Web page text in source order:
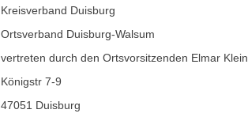
Kreisverband Duisburg
Ortsverband Duisburg-Walsum
vertreten durch den Ortsvorsitzenden Elmar Klein
Königstr 7-9
47051 Duisburg